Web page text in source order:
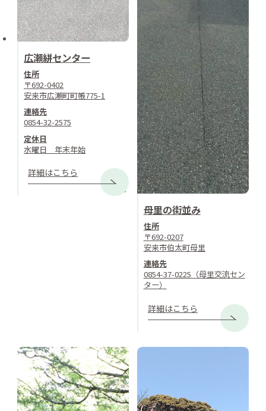
広瀬絣センター
住所
〒692-0402
安来市広瀬町町帳775-1
連絡先
0854-32-2575
定休日
水曜日 年末年始
詳細はこちら
母里の街並み
住所
〒692-0207
安来市伯太町母里
連絡先
0854-37-0225（母里交流セン
ター）
詳細はこちら